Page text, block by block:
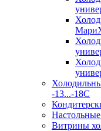
-13...-18C
Витрины